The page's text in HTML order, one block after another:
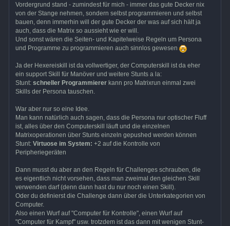
Vordergrund stand - zumindest für mich - immer das gute Decker nix
von der Stange nehmen, sondern selbst programmieren und selbst
bauen, denn immerhin will der gute Decker der was auf sich hält ja
auch, dass die Matrix so aussieht wie er will.
Und sonst wären die Seiten- und Kapitelweise Regeln um Persona
und Programme zu programmieren auch sinnlos gewesen
Ja der Hexereiskill ist da vollwertiger, der Computerskill ist da eher
ein support Skill für Manöver und weitere Stunts a la:
Stunt: schneller Programmiererkann pro Matrixrun einmal zwei
Skills der Persona tauschen.
War aber nur so eine Idee.
Man kann natürlich auch sagen, dass die Persona nur optischer Fluff
ist, alles über den Computerskill läuft und die einzelnen
Matrixoperationen über Stunts einzeln gepushed werden können
Stunt: Virtuose im System: +2 auf die Kontrolle von
Peripheriegeräten
Dann musst du aber an den Regeln für Challenges schrauben, die
es eigentlich nicht vorsehen, dass man zweimal den gleichen Skill
verwenden darf (denn dann hast du nur noch einen Skill).
Oder du definierst die Challenge dann über die Unterkategorien von
Computer.
Also einen Wurf auf "Computer für Kontrolle", einen Wurf auf
"Computer für Kampf" usw. trotzdem ist das dann mit wenigen Stunt-